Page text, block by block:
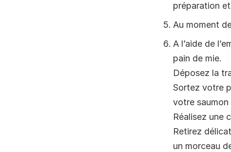
préparation
Au moment
A l’aide de
pain de mie.
Déposez la
Sortez votre
votre saumon
Réalisez une
Retirez
un morceau